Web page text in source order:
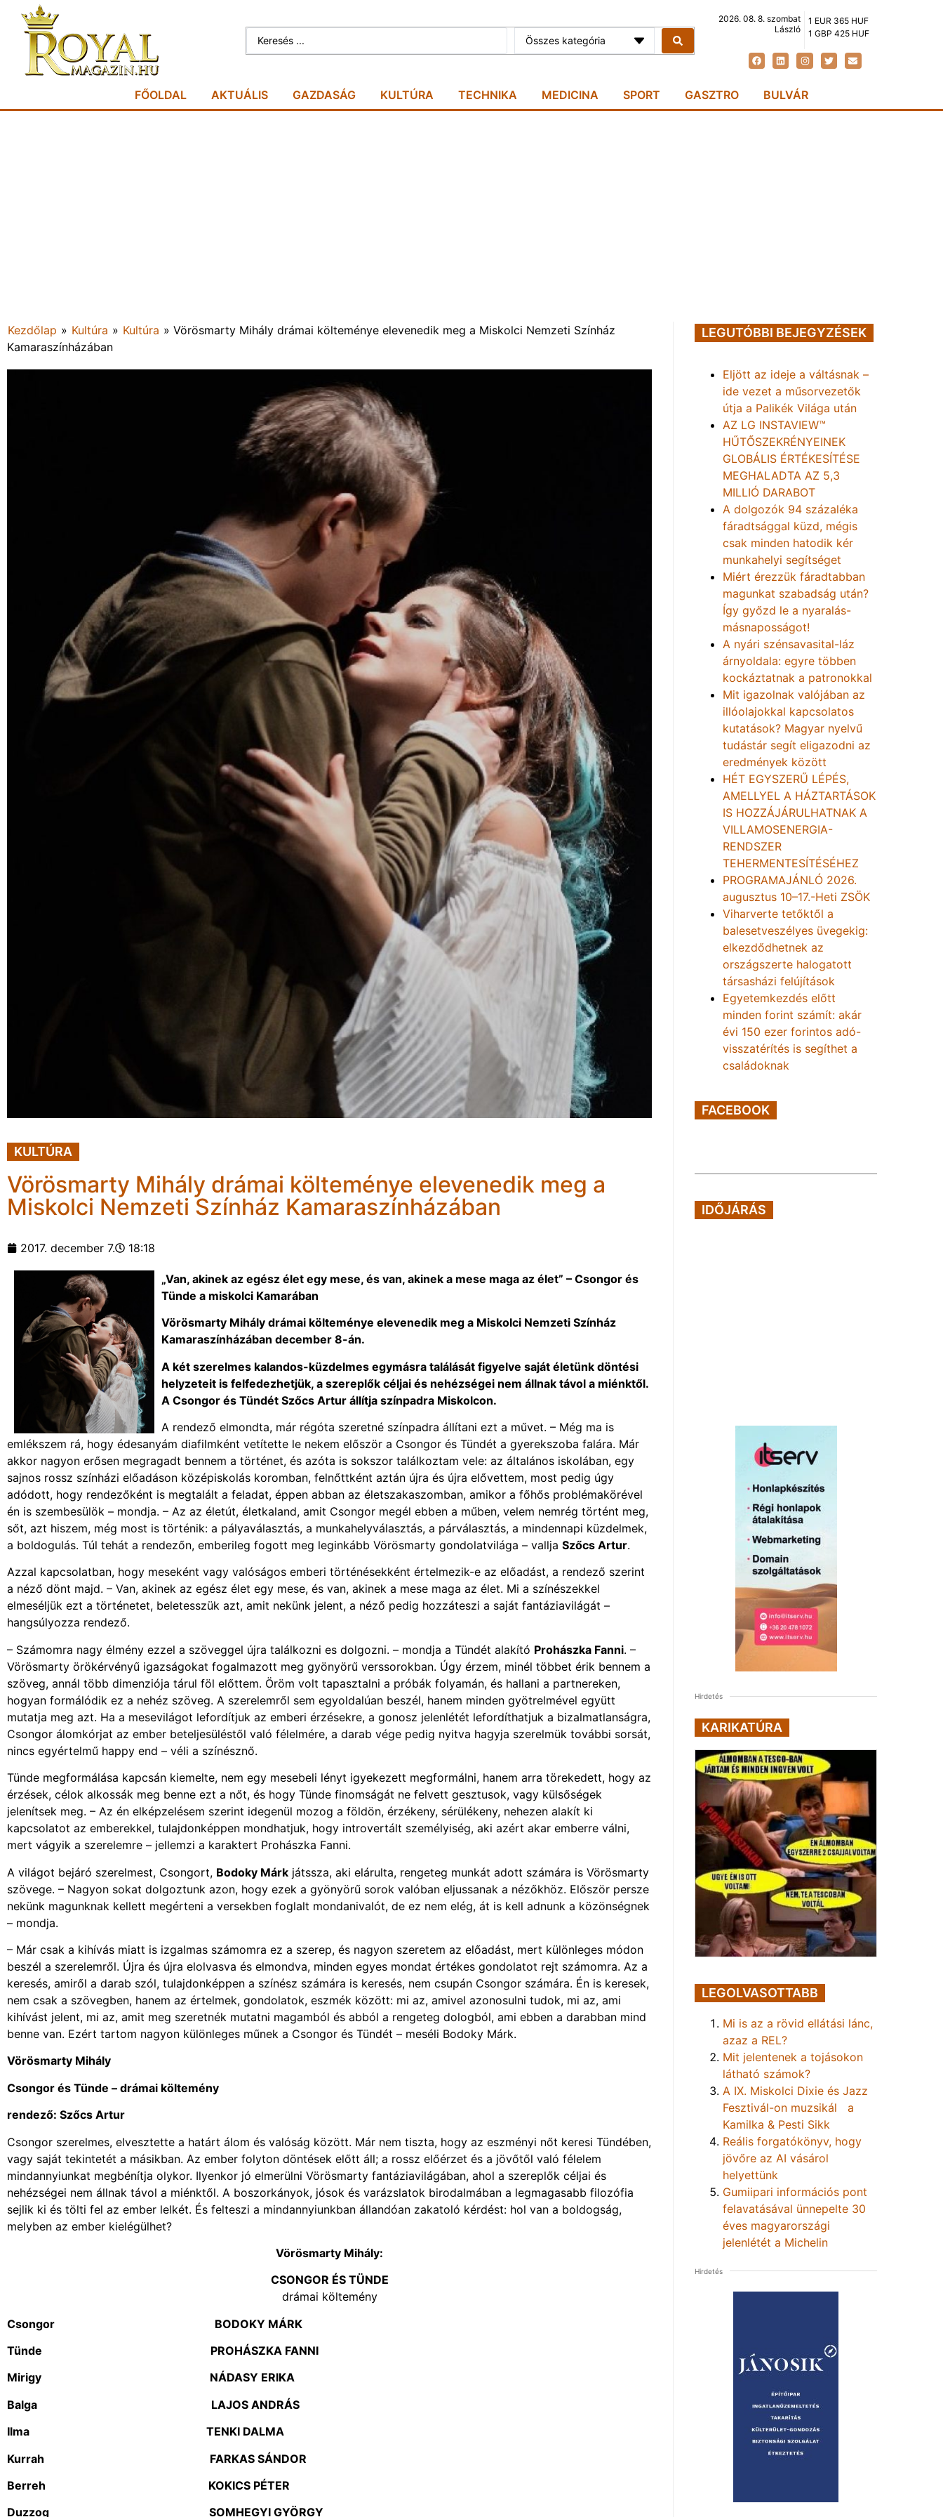
Összes kategória
2026. 08. 8. szombat
László
1 EUR 365 HUF
1 GBP 425 HUF
FŐOLDAL AKTUÁLIS GAZDASÁG KULTÚRA TECHNIKA MEDICINA SPORT GASZTRO BULVÁR
Kezdőlap » Kultúra » Kultúra » Vörösmarty Mihály drámai költeménye elevenedik meg a Miskolci Nemzeti Színház
Kamaraszínházában
KULTÚRA
Vörösmarty Mihály drámai költeménye elevenedik meg a
Miskolci Nemzeti Színház Kamaraszínházában
2017. december 7. 18:18
„Van, akinek az egész élet egy mese, és van, akinek a mese maga az élet” – Csongor és
Tünde a miskolci Kamarában
Vörösmarty Mihály drámai költeménye elevenedik meg a Miskolci Nemzeti Színház
Kamaraszínházában december 8-án.
A két szerelmes kalandos-küzdelmes egymásra találását figyelve saját életünk döntési
helyzeteit is felfedezhetjük, a szereplők céljai és nehézségei nem állnak távol a miénktől.
A Csongor és Tündét Szőcs Artur állítja színpadra Miskolcon.
A rendező elmondta, már régóta szeretné színpadra állítani ezt a művet. – Még ma is
emlékszem rá, hogy édesanyám diafilmként vetítette le nekem először a Csongor és Tündét a gyerekszoba falára. Már
akkor nagyon erősen megragadt bennem a történet, és azóta is sokszor találkoztam vele: az általános iskolában, egy
sajnos rossz színházi előadáson középiskolás koromban, felnőttként aztán újra és újra elővettem, most pedig úgy
adódott, hogy rendezőként is megtalált a feladat, éppen abban az életszakaszomban, amikor a főhős problémakörével
én is szembesülök – mondja. – Az az életút, életkaland, amit Csongor megél ebben a műben, velem nemrég történt meg,
sőt, azt hiszem, még most is történik: a pályaválasztás, a munkahelyválasztás, a párválasztás, a mindennapi küzdelmek,
a boldogulás. Túl tehát a rendezőn, emberileg fogott meg leginkább Vörösmarty gondolatvilága – vallja Szőcs Artur.
Azzal kapcsolatban, hogy meseként vagy valóságos emberi történésekként értelmezik-e az előadást, a rendező szerint
a néző dönt majd. – Van, akinek az egész élet egy mese, és van, akinek a mese maga az élet. Mi a színészekkel
elmeséljük ezt a történetet, beletesszük azt, amit nekünk jelent, a néző pedig hozzáteszi a saját fantáziavilágát –
hangsúlyozza rendező.
– Számomra nagy élmény ezzel a szöveggel újra találkozni es dolgozni. – mondja a Tündét alakító Prohászka Fanni. –
Vörösmarty örökérvényű igazságokat fogalmazott meg gyönyörű verssorokban. Úgy érzem, minél többet érik bennem a
szöveg, annál több dimenziója tárul föl előttem. Öröm volt tapasztalni a próbák folyamán, és hallani a partnereken,
hogyan formálódik ez a nehéz szöveg. A szerelemről sem egyoldalúan beszél, hanem minden gyötrelmével együtt
mutatja meg azt. Ha a mesevilágot lefordítjuk az emberi érzésekre, a gonosz jelenlétét lefordíthatjuk a bizalmatlanságra,
Csongor álomkórjat az ember beteljesüléstől való félelmére, a darab vége pedig nyitva hagyja szerelmük további sorsát,
nincs egyértelmű happy end – véli a színésznő.
Tünde megformálása kapcsán kiemelte, nem egy mesebeli lényt igyekezett megformálni, hanem arra törekedett, hogy az
érzések, célok alkossák meg benne ezt a nőt, és hogy Tünde finomságát ne felvett gesztusok, vagy külsőségek
jelenítsek meg. – Az én elképzelésem szerint idegenül mozog a földön, érzékeny, sérülékeny, nehezen alakít ki
kapcsolatot az emberekkel, tulajdonképpen mondhatjuk, hogy introvertált személyiség, aki azért akar emberre válni,
mert vágyik a szerelemre – jellemzi a karaktert Prohászka Fanni.
A világot bejáró szerelmest, Csongort, Bodoky Márk játssza, aki elárulta, rengeteg munkát adott számára is Vörösmarty
szövege. – Nagyon sokat dolgoztunk azon, hogy ezek a gyönyörű sorok valóban eljussanak a nézőkhöz. Először persze
nekünk magunknak kellett megérteni a versekben foglalt mondanivalót, de ez nem elég, át is kell adnunk a közönségnek
– mondja.
– Már csak a kihívás miatt is izgalmas számomra ez a szerep, és nagyon szeretem az előadást, mert különleges módon
beszél a szerelemről. Újra és újra elolvasva és elmondva, minden egyes mondat értékes gondolatot rejt számomra. Az a
keresés, amiről a darab szól, tulajdonképpen a színész számára is keresés, nem csupán Csongor számára. Én is keresek,
nem csak a szövegben, hanem az értelmek, gondolatok, eszmék között: mi az, amivel azonosulni tudok, mi az, ami
kihívást jelent, mi az, amit meg szeretnék mutatni magamból és abból a rengeteg dologból, ami ebben a darabban mind
benne van. Ezért tartom nagyon különleges műnek a Csongor és Tündét – meséli Bodoky Márk.
Vörösmarty Mihály
Csongor és Tünde – drámai költemény
rendező: Szőcs Artur
Csongor szerelmes, elvesztette a határt álom és valóság között. Már nem tiszta, hogy az eszményi nőt keresi Tündében,
vagy saját tekintetét a másikban. Az ember folyton döntések előtt áll; a rossz előérzet és a jövőtől való félelem
mindannyiunkat megbénítja olykor. Ilyenkor jó elmerülni Vörösmarty fantáziavilágában, ahol a szereplők céljai és
nehézségei nem állnak távol a miénktől. A boszorkányok, jósok és varázslatok birodalmában a legmagasabb filozófia
sejlik ki és tölti fel az ember lelkét. És felteszi a mindannyiunkban állandóan zakatoló kérdést: hol van a boldogság,
melyben az ember kielégülhet?
Vörösmarty Mihály:
CSONGOR ÉS TÜNDE
drámai költemény
Csongor BODOKY MÁRK
Tünde PROHÁSZKA FANNI
Mirigy NÁDASY ERIKA
Balga LAJOS ANDRÁS
Ilma TENKI DALMA
Kurrah FARKAS SÁNDOR
Berreh KOKICS PÉTER
Duzzog SOMHEGYI GYÖRGY
LEGUTÓBBI BEJEGYZÉSEK
Eljött az ideje a váltásnak –
ide vezet a műsorvezetők
útja a Palikék Világa után
AZ LG INSTAVIEW™
HŰTŐSZEKRÉNYEINEK
GLOBÁLIS ÉRTÉKESÍTÉSE
MEGHALADTA AZ 5,3
MILLIÓ DARABOT
A dolgozók 94 százaléka
fáradtsággal küzd, mégis
csak minden hatodik kér
munkahelyi segítséget
Miért érezzük fáradtabban
magunkat szabadság után?
Így győzd le a nyaralás-
másnaposságot!
A nyári szénsavasital-láz
árnyoldala: egyre többen
kockáztatnak a patronokkal
Mit igazolnak valójában az
illóolajokkal kapcsolatos
kutatások? Magyar nyelvű
tudástár segít eligazodni az
eredmények között
HÉT EGYSZERŰ LÉPÉS,
AMELLYEL A HÁZTARTÁSOK
IS HOZZÁJÁRULHATNAK A
VILLAMOSENERGIA-
RENDSZER
TEHERMENTESÍTÉSÉHEZ
PROGRAMAJÁNLÓ 2026.
augusztus 10–17.-Heti ZSÖK
Viharverte tetőktől a
balesetveszélyes üvegekig:
elkezdődhetnek az
országszerte halogatott
társasházi felújítások
Egyetemkezdés előtt
minden forint számít: akár
évi 150 ezer forintos adó-
visszatérítés is segíthet a
családoknak
FACEBOOK
IDŐJÁRÁS
Hirdetés
KARIKATÚRA
LEGOLVASOTTABB
Mi is az a rövid ellátási lánc,
azaz a REL?
Mit jelentenek a tojásokon
látható számok?
A IX. Miskolci Dixie és Jazz
Fesztivál-on muzsikál a
Kamilka & Pesti Sikk
Reális forgatókönyv, hogy
jövőre az AI vásárol
helyettünk
Gumiipari információs pont
felavatásával ünnepelte 30
éves magyarországi
jelenlétét a Michelin
Hirdetés